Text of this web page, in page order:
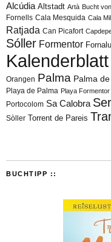
Alcúdia Altstadt Artà Bucht
Fornells Cala Mesquida Cala
Ratjada Can Picafort
Sóller Formentor
Kalenderblatt
Orangen Palma Palma
Playa de Palma Playa Formentor
Portocolom Sa Calobra
Sòller Torrent de Pareis
BUCHTIPP ::